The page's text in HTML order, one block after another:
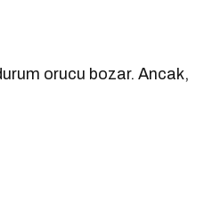
orucu bozar. Ancak,